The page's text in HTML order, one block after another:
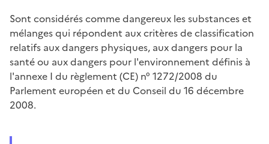
Sont considérés comme dangereux les substances et
mélanges qui répondent aux critères de classification
relatifs aux dangers physiques, aux dangers pour la
santé ou aux dangers pour l'environnement définis à
l'annexe I du règlement (CE) n° 1272/2008 du
Parlement européen et du Conseil du 16 décembre
2008.